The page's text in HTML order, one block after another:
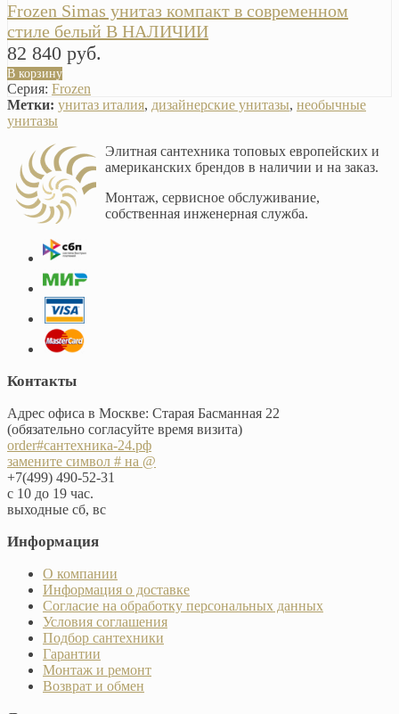
Frozen Simas унитаз компакт в современном
стиле белый В НАЛИЧИИ
82 840 руб.
В корзину
Серия: Frozen
Метки: унитаз италия, дизайнерские унитазы, необычные
унитазы
Элитная сантехника топовых европейских и
американских брендов в наличии и на заказ.
Монтаж, сервисное обслуживание,
собственная инженерная служба.
Контакты
Адрес офиса в Москве: Старая Басманная 22
(обязательно согласуйте время визита)
order#сантехника-24.рф
замените символ # на @
+7(499) 490-52-31
с 10 до 19 час.
выходные сб, вс
Информация
О компании
Информация о доставке
Согласие на обработку персональных данных
Условия соглашения
Подбор сантехники
Гарантии
Монтаж и ремонт
Возврат и обмен